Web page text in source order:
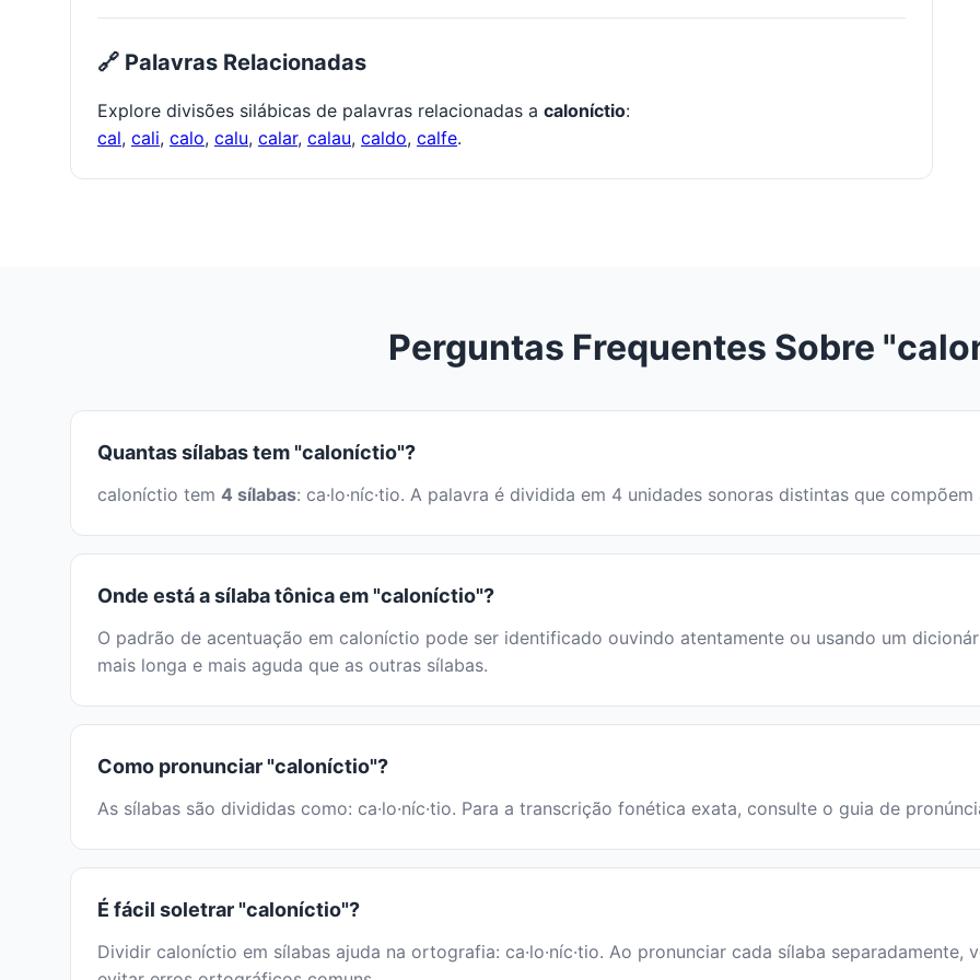
🔗 Palavras Relacionadas
Explore divisões silábicas de palavras relacionadas a caloníctio:
cal, cali, calo, calu, calar, calau, caldo, calfe.
Perguntas Frequentes Sobre
Quantas sílabas tem "caloníctio"?
caloníctio tem 4 sílabas: ca·lo·níc·tio. A palavra é dividida em 4 unidades sonoras distintas que
Onde está a sílaba tônica em "caloníctio"?
O padrão de acentuação em caloníctio pode ser identificado ouvindo atentamente ou usando um
mais longa e mais aguda que as outras sílabas.
Como pronunciar "caloníctio"?
As sílabas são divididas como: ca·lo·níc·tio. Para a transcrição fonética exata, consulte o guia de
É fácil soletrar "caloníctio"?
Dividir caloníctio em sílabas ajuda na ortografia: ca·lo·níc·tio. Ao pronunciar cada sílaba